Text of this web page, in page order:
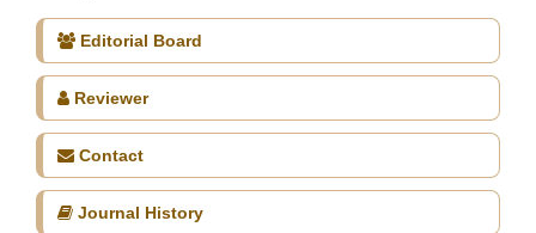
Editorial Board
Reviewer
Contact
Journal History